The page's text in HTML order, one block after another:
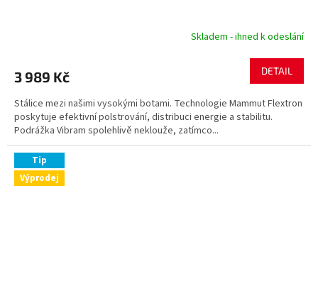
Skladem - ihned k odeslání
3 989 Kč DETAIL
Stálice mezi našimi vysokými botami. Technologie Mammut Flextron
poskytuje efektivní polstrování, distribuci energie a stabilitu.
Podrážka Vibram spolehlivě neklouže, zatímco...
Tip
Výprodej